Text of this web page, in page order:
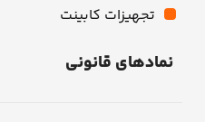
تجهیزات کابینت
نمادهای قانونی